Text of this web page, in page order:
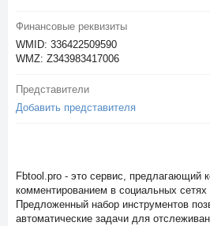
Финансовые реквизиты
WMID: 336422509590
WMZ: Z343983417006
Представители
Добавить представителя
Fbtool.pro - это сервис, предлагающий
комментированием в социальных
Предложенный набор инструментов
автоматические задачи для